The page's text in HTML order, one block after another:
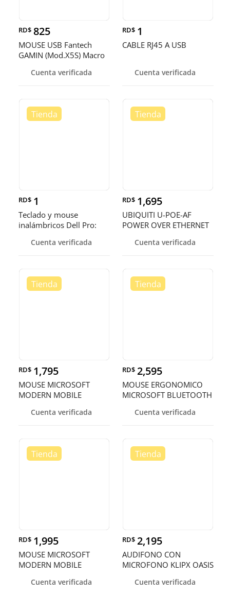
RD$ 825
MOUSE USB Fantech
GAMIN (Mod.X5S) Macro
JUGADORES DE VERD
Cuenta verificada
RD$ 1
CABLE RJ45 A USB
Cuenta verificada
RD$ 1
Teclado y mouse
inalámbricos Dell Pro:
Cuenta verificada
RD$ 1,695
UBIQUITI U-POE-AF
POWER OVER ETHERNET
V AC INPUT - 48 V
Cuenta verificada
RD$ 1,795
MOUSE MICROSOFT
MODERN MOBILE
EN TODOS LOS COLORES
Cuenta verificada
RD$ 2,595
MOUSE ERGONOMICO
MICROSOFT BLUETOOTH
BLACK (NEGRO).222-
Cuenta verificada
RD$ 1,995
MOUSE MICROSOFT
MODERN MOBILE
COLOR NEGRO KTF-
Cuenta verificada
RD$ 2,195
AUDIFONO CON
MICROFONO KLIPX OASIS
CANCELACION DE RUIDO
Cuenta verificada